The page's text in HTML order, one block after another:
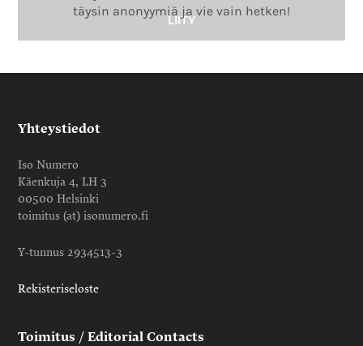
Yhteystiedot
Iso Numero
Käenkuja 4, LH 3
00500 Helsinki
toimitus (at) isonumero.fi
Y-tunnus 2934513-3
Rekisteriseloste
Toimitus / Editorial Contacts